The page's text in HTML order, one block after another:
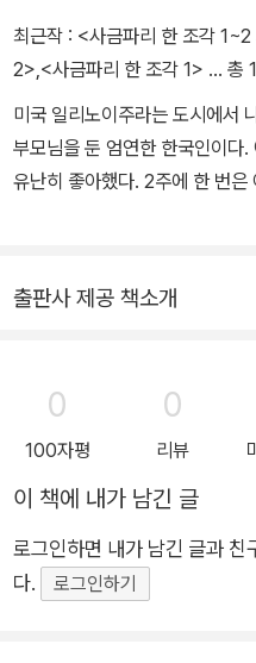
최근작 : <사금파리 한 조각
2>,<사금파리 한 조각 1> … 총
미국 일리노이주라는 도시에서
부모님을 둔 엄연한 한국인이다
유난히 좋아했다. 2주에 한 번은
옛날이야기가 밑바탕이 되어 주
이야기를 담은 《사금파리 한 조
베리상을 수상했다. 현재 린다
랑스러운 두 아이와 살고 있다.
출판사 제공 책소개
0
100자평
0
리뷰
이 책에 내가 남긴 글
로그인하면 내가 남긴 글과 친
다.
로그인하기